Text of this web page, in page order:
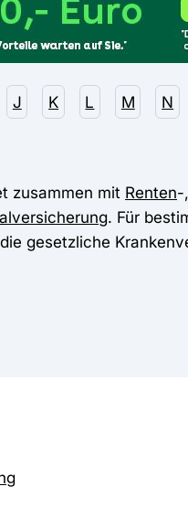
J K L M N
zusammen mit Renten-,
. Für
gesetzliche